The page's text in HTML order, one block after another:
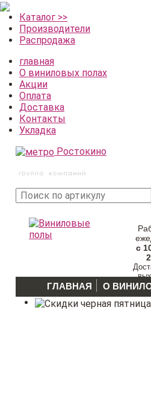
Каталог >>
Производители
Распродажа
главная
О виниловых полах
Акции
Оплата
Доставка
Контакты
Укладка
Ростокино
с
ГЛАВНАЯ О